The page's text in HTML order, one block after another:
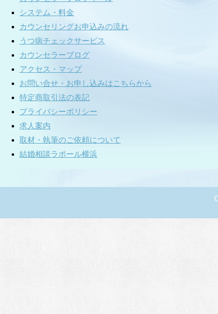
システム・料金
カウンセリングお申込みの流れ
うつ病チェックサービス
カウンセラーブログ
アクセス・マップ
お問い合せ・お申し込みはこちらから
特定商取引法の表記
プライバシーポリシー
求人案内
取材・執筆のご依頼について
結婚相談ラポール横浜